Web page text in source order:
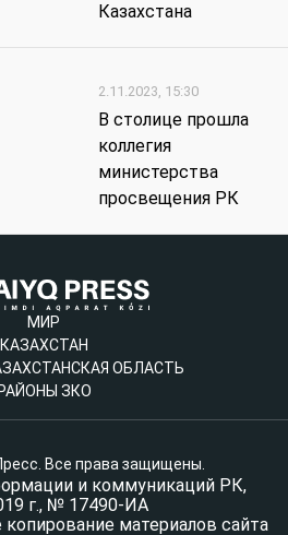
Казахстана
2.11.2023, 15:30
В столице прошла
коллегия
министерства
просвещения РК
МИР
КАЗАХСТАН
ОБЛАСТЬ
РАЙОНЫ ЗКО
Все права защищены.
и коммуникаций РК,
г., № 17490-ИА
копирование материалов сайта